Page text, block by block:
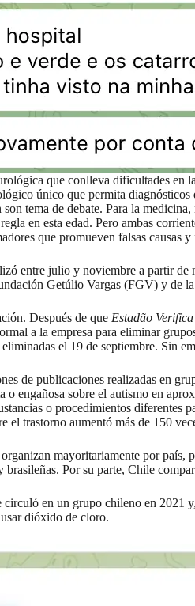
que conlleva dificultades
único que permita
tema de debate. Para la
en esta edad. Pero ambas
que promueven falsas causas
entre julio y noviembre a partir
Getúlio Vargas (FGV) y de
Después de que Estadão Verifica
a la empresa para eliminar
el 19 de septiembre. Sin
de publicaciones realizadas en
engañosa sobre el autismo en
o procedimientos
el trastorno aumentó más de 150
mayoritariamente por
Por su parte, Chile
en un grupo chileno en 2021
dióxido de cloro.